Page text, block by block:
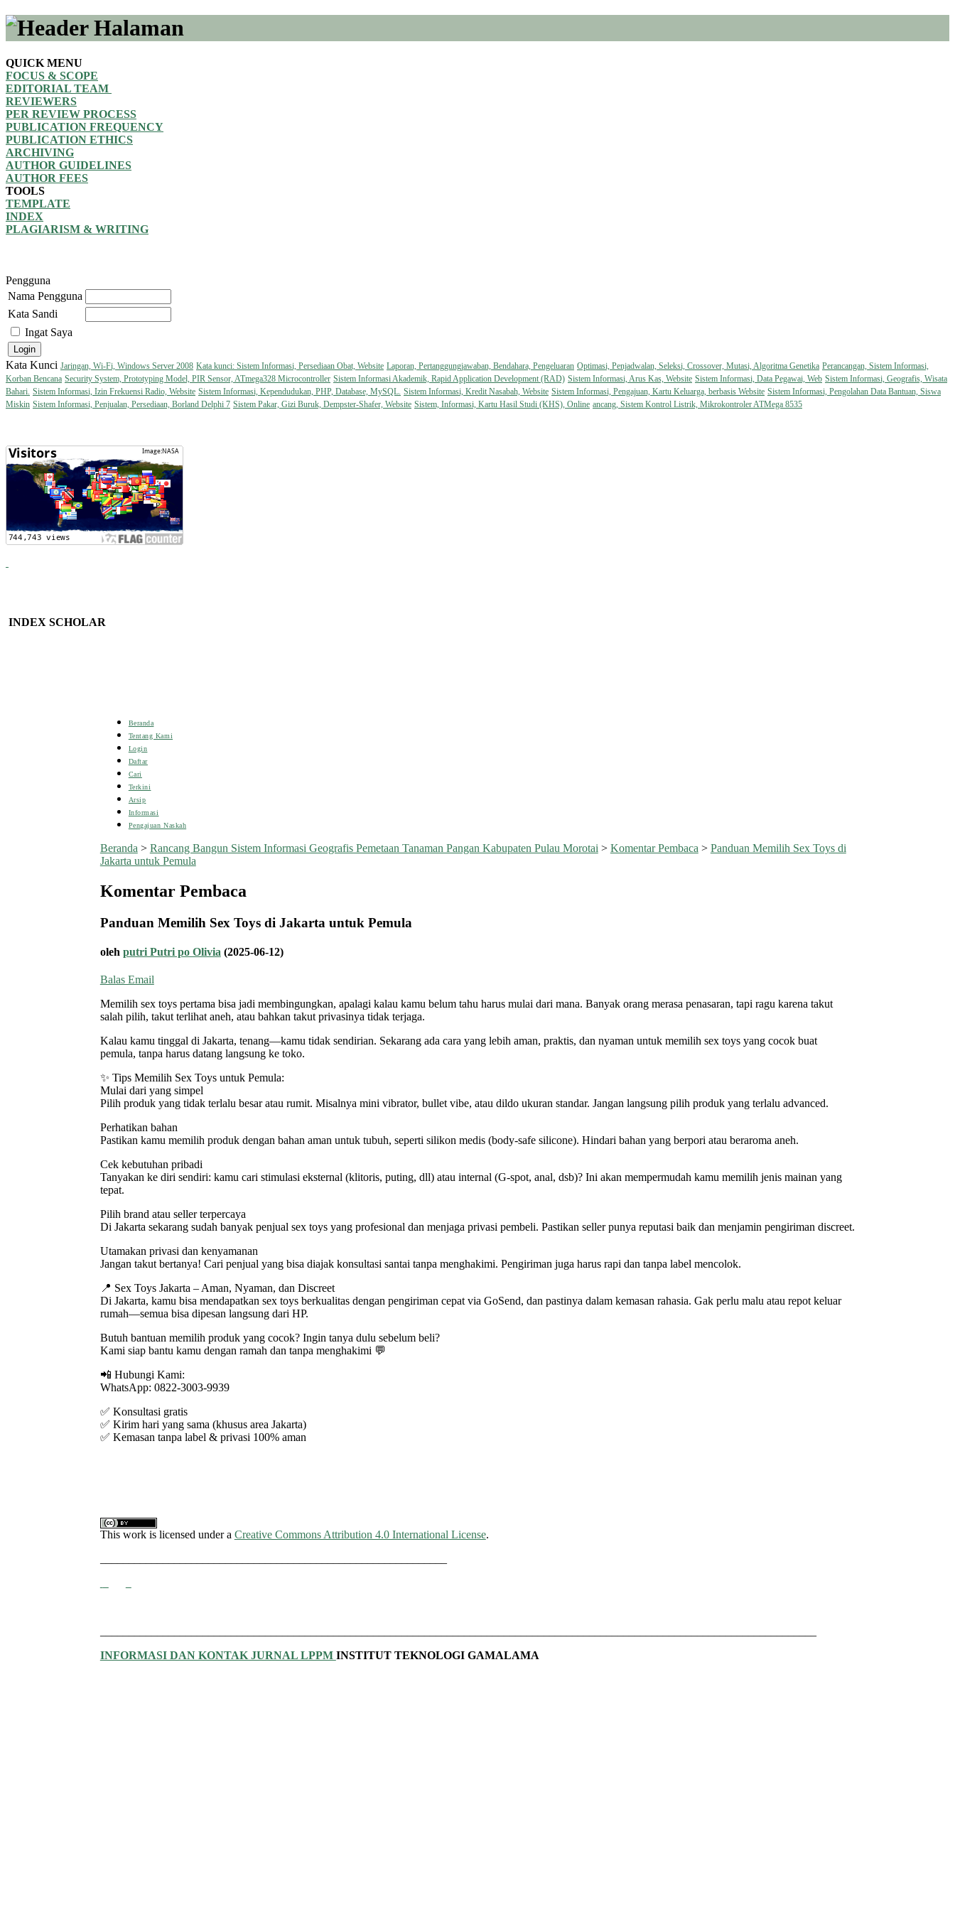
QUICK MENU
FOCUS & SCOPE
EDITORIAL TEAM
REVIEWERS
PER REVIEW PROCESS
PUBLICATION FREQUENCY
PUBLICATION ETHICS
ARCHIVING
AUTHOR GUIDELINES
AUTHOR FEES
TOOLS
TEMPLATE
INDEX
PLAGIARISM & WRITING
Pengguna
Nama Pengguna
Kata Sandi
Ingat Saya
Kata Kunci Jaringan, Wi-Fi, Windows Server 2008 Kata kunci: Sistem Informasi, Persediaan Obat, Website Laporan, Pertanggungjawaban, Bendahara, Pengeluaran Optimasi, Penjadwalan, Seleksi, Crossover, Mutasi, Algoritma Genetika Perancangan, Sistem Informasi,
Korban Bencana Security System, Prototyping Model, PIR Sensor, ATmega328 Microcontroller Sistem Informasi Akademik, Rapid Application Development (RAD) Sistem Informasi, Arus Kas, Website Sistem Informasi, Data Pegawai, Web Sistem Informasi, Geografis, Wisata
Bahari. Sistem Informasi, Izin Frekuensi Radio, Website Sistem Informasi, Kependudukan, PHP, Database, MySQL. Sistem Informasi, Kredit Nasabah, Website Sistem Informasi, Pengajuan, Kartu Keluarga, berbasis Website Sistem Informasi, Pengolahan Data Bantuan, Siswa
Miskin Sistem Informasi, Penjualan, Persediaan, Borland Delphi 7 Sistem Pakar, Gizi Buruk, Dempster-Shafer, Website Sistem, Informasi, Kartu Hasil Studi (KHS), Online ancang, Sistem Kontrol Listrik, Mikrokontroler ATMega 8535
INDEX SCHOLAR
Beranda
Tentang Kami
Login
Daftar
Cari
Terkini
Arsip
Informasi
Pengajuan Naskah
Beranda > Rancang Bangun Sistem Informasi Geografis Pemetaan Tanaman Pangan Kabupaten Pulau Morotai > Komentar Pembaca > Panduan Memilih Sex Toys di
Jakarta untuk Pemula
Komentar Pembaca
Panduan Memilih Sex Toys di Jakarta untuk Pemula
oleh putri Putri po Olivia (2025-06-12)
Balas Email
Memilih sex toys pertama bisa jadi membingungkan, apalagi kalau kamu belum tahu harus mulai dari mana. Banyak orang merasa penasaran, tapi ragu karena takut
salah pilih, takut terlihat aneh, atau bahkan takut privasinya tidak terjaga.
Kalau kamu tinggal di Jakarta, tenang—kamu tidak sendirian. Sekarang ada cara yang lebih aman, praktis, dan nyaman untuk memilih sex toys yang cocok buat
pemula, tanpa harus datang langsung ke toko.
✨ Tips Memilih Sex Toys untuk Pemula:
Mulai dari yang simpel
Pilih produk yang tidak terlalu besar atau rumit. Misalnya mini vibrator, bullet vibe, atau dildo ukuran standar. Jangan langsung pilih produk yang terlalu advanced.
Perhatikan bahan
Pastikan kamu memilih produk dengan bahan aman untuk tubuh, seperti silikon medis (body-safe silicone). Hindari bahan yang berpori atau beraroma aneh.
Cek kebutuhan pribadi
Tanyakan ke diri sendiri: kamu cari stimulasi eksternal (klitoris, puting, dll) atau internal (G-spot, anal, dsb)? Ini akan mempermudah kamu memilih jenis mainan yang
tepat.
Pilih brand atau seller terpercaya
Di Jakarta sekarang sudah banyak penjual sex toys yang profesional dan menjaga privasi pembeli. Pastikan seller punya reputasi baik dan menjamin pengiriman discreet.
Utamakan privasi dan kenyamanan
Jangan takut bertanya! Cari penjual yang bisa diajak konsultasi santai tanpa menghakimi. Pengiriman juga harus rapi dan tanpa label mencolok.
📍 Sex Toys Jakarta – Aman, Nyaman, dan Discreet
Di Jakarta, kamu bisa mendapatkan sex toys berkualitas dengan pengiriman cepat via GoSend, dan pastinya dalam kemasan rahasia. Gak perlu malu atau repot keluar
rumah—semua bisa dipesan langsung dari HP.
Butuh bantuan memilih produk yang cocok? Ingin tanya dulu sebelum beli?
Kami siap bantu kamu dengan ramah dan tanpa menghakimi 💬
📲 Hubungi Kami:
WhatsApp: 0822-3003-9939
✅ Konsultasi gratis
✅ Kirim hari yang sama (khusus area Jakarta)
✅ Kemasan tanpa label & privasi 100% aman
This work is licensed under a Creative Commons Attribution 4.0 International License.
INFORMASI DAN KONTAK JURNAL LPPM INSTITUT TEKNOLOGI GAMALAMA